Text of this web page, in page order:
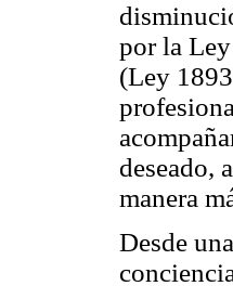
por la
(Ley
deseado,
manera
Desde